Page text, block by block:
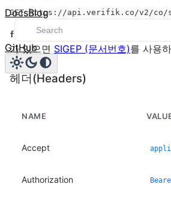
DocsBlog
GitHub
GET https://api.verifik.co/v2/co/
fullName쿼리로 SIGEP 디렉터리를
가 있으면 SIGEP (문서번호)를 사용
헤더(Headers)
NAME
Accept
Authorization